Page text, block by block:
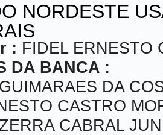
NORDESTE
: FIDEL ERNESTO
DA BANCA :
DA
CASTRO
CABRAL